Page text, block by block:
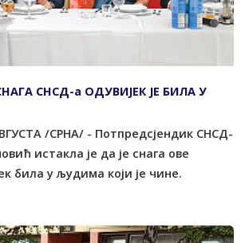
СНСД-а ОДУВИЈЕК ЈЕ БИЛА У
/СРНА/ - Потпредсјендик СНСД-
истакла је да је снага ове
била у људима који је чине.